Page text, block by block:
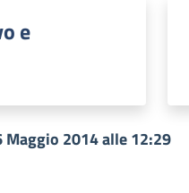
e
2014 alle 12:29